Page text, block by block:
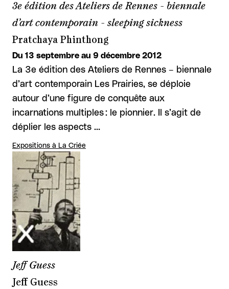
3e édition des Ateliers de Rennes - biennale
d’art contemporain - sleeping sickness
Pratchaya Phinthong
Du 13 septembre au 9 décembre 2012
La 3e édition des Ateliers de Rennes – biennale
d’art contemporain Les Prairies, se déploie
autour d’une figure de conquête aux
incarnations multiples : le pionnier. Il s’agit de
déplier les aspects …
Expositions à La Criée
Jeff Guess
Jeff Guess